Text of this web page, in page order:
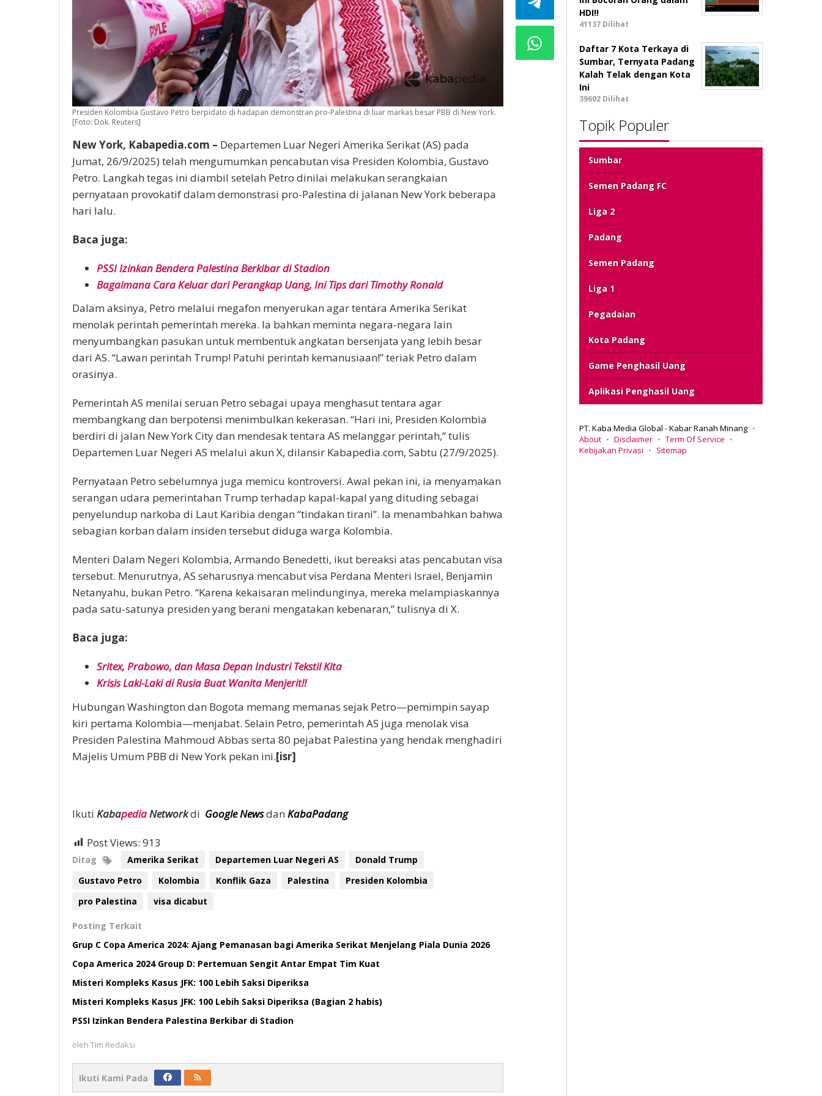
Presiden Kolombia Gustavo Petro berpidato di hadapan demonstran pro-Palestina di luar markas besar PBB di New York.
[Foto: Dok. Reuters]
New York, Kabapedia.com – Departemen Luar Negeri Amerika Serikat (AS) pada
Jumat, 26/9/2025) telah mengumumkan pencabutan visa Presiden Kolombia, Gustavo
Petro. Langkah tegas ini diambil setelah Petro dinilai melakukan serangkaian
pernyataan provokatif dalam demonstrasi pro-Palestina di jalanan New York beberapa
hari lalu.
Baca juga:
PSSI Izinkan Bendera Palestina Berkibar di Stadion
Bagaimana Cara Keluar dari Perangkap Uang, Ini Tips dari Timothy Ronald
Dalam aksinya, Petro melalui megafon menyerukan agar tentara Amerika Serikat
menolak perintah pemerintah mereka. Ia bahkan meminta negara-negara lain
menyumbangkan pasukan untuk membentuk angkatan bersenjata yang lebih besar
dari AS. “Lawan perintah Trump! Patuhi perintah kemanusiaan!” teriak Petro dalam
orasinya.
Pemerintah AS menilai seruan Petro sebagai upaya menghasut tentara agar
membangkang dan berpotensi menimbulkan kekerasan. “Hari ini, Presiden Kolombia
berdiri di jalan New York City dan mendesak tentara AS melanggar perintah,” tulis
Departemen Luar Negeri AS melalui akun X, dilansir Kabapedia.com, Sabtu (27/9/2025).
Pernyataan Petro sebelumnya juga memicu kontroversi. Awal pekan ini, ia menyamakan
serangan udara pemerintahan Trump terhadap kapal-kapal yang dituding sebagai
penyelundup narkoba di Laut Karibia dengan “tindakan tirani”. Ia menambahkan bahwa
sebagian korban dalam insiden tersebut diduga warga Kolombia.
Menteri Dalam Negeri Kolombia, Armando Benedetti, ikut bereaksi atas pencabutan visa
tersebut. Menurutnya, AS seharusnya mencabut visa Perdana Menteri Israel, Benjamin
Netanyahu, bukan Petro. “Karena kekaisaran melindunginya, mereka melampiaskannya
pada satu-satunya presiden yang berani mengatakan kebenaran,” tulisnya di X.
Baca juga:
Sritex, Prabowo, dan Masa Depan Industri Tekstil Kita
Krisis Laki-Laki di Rusia Buat Wanita Menjerit!!
Hubungan Washington dan Bogota memang memanas sejak Petro—pemimpin sayap
kiri pertama Kolombia—menjabat. Selain Petro, pemerintah AS juga menolak visa
Presiden Palestina Mahmoud Abbas serta 80 pejabat Palestina yang hendak menghadiri
Majelis Umum PBB di New York pekan ini.[isr]
Ikuti KabapediaNetworkdi Google Newsdan KabaPadang
Post Views: 913
Ditag Amerika Serikat Departemen Luar Negeri AS
Donald Trump
Gustavo Petro
Kolombia Konflik Gaza Palestina
Presiden Kolombia
pro Palestina
visa dicabut
Posting Terkait
Grup C Copa America 2024: Ajang Pemanasan bagi Amerika Serikat Menjelang Piala Dunia 2026
Copa America 2024 Group D: Pertemuan Sengit Antar Empat Tim Kuat
Misteri Kompleks Kasus JFK: 100 Lebih Saksi Diperiksa
Misteri Kompleks Kasus JFK: 100 Lebih Saksi Diperiksa (Bagian 2 habis)
PSSI Izinkan Bendera Palestina Berkibar di Stadion
oleh Tim Redaksi
Ikuti Kami Pada
HDI!!
41137 Dilihat
Daftar 7 Kota Terkaya di
Sumbar, Ternyata Padang
Kalah Telak dengan Kota
Ini
39602 Dilihat
Topik Populer
Sumbar
Semen Padang FC
Liga 2
Padang
Semen Padang
Liga 1
Pegadaian
Kota Padang
Game Penghasil Uang
Aplikasi Penghasil Uang
PT. Kaba Media Global - Kabar Ranah Minang
About
Disclaimer
Term Of Service
Kebijakan Privasi
Sitemap